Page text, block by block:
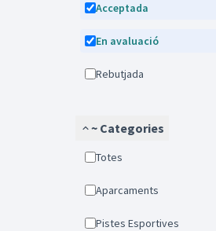
Acceptada
En avaluació
Rebutjada
~ Categories
Totes
Aparcaments
Pistes Esportives